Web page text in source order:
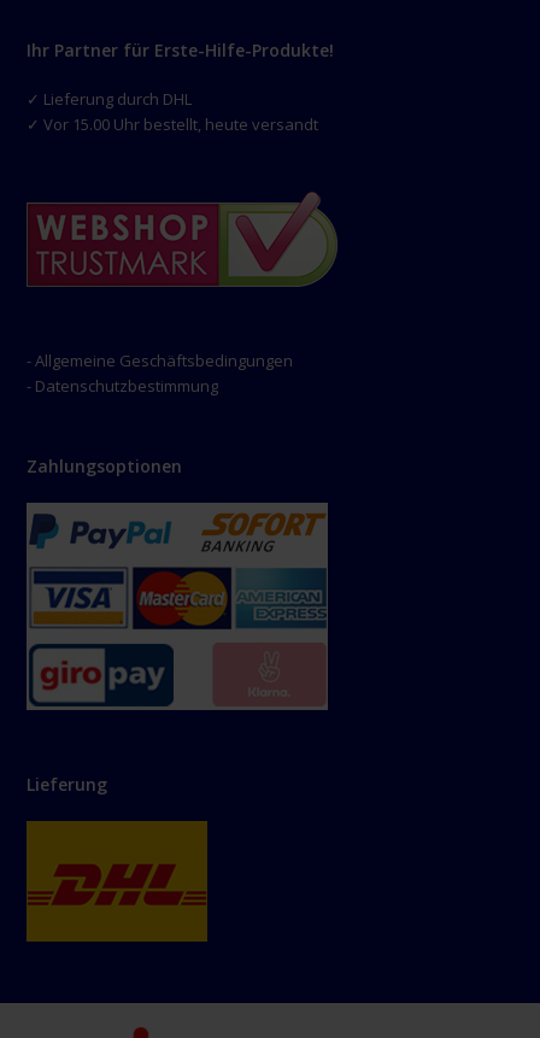
Ihr Partner für Erste-Hilfe-Produkte!
✓ Lieferung durch DHL
✓ Vor 15.00 Uhr bestellt, heute versandt
- Allgemeine Geschäftsbedingungen
- Datenschutzbestimmung
Zahlungsoptionen
Lieferung